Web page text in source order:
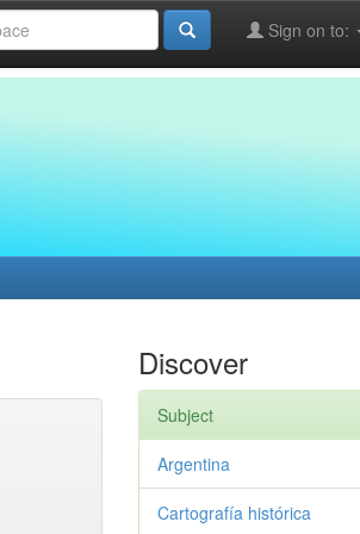
Sign on to:
Discover
Subject
Argentina
Cartografía histórica